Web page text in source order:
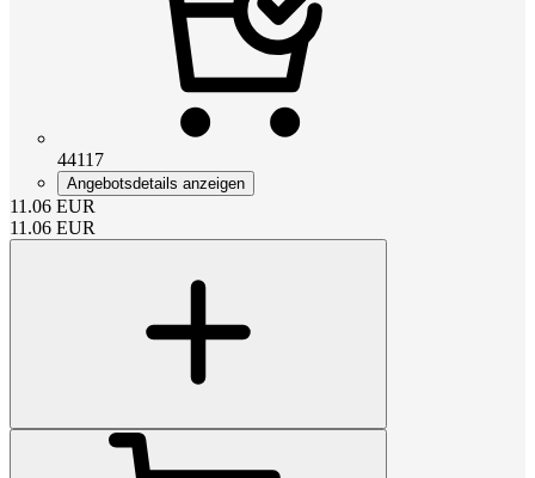
44117
Angebotsdetails anzeigen
11.06 EUR
11.06 EUR